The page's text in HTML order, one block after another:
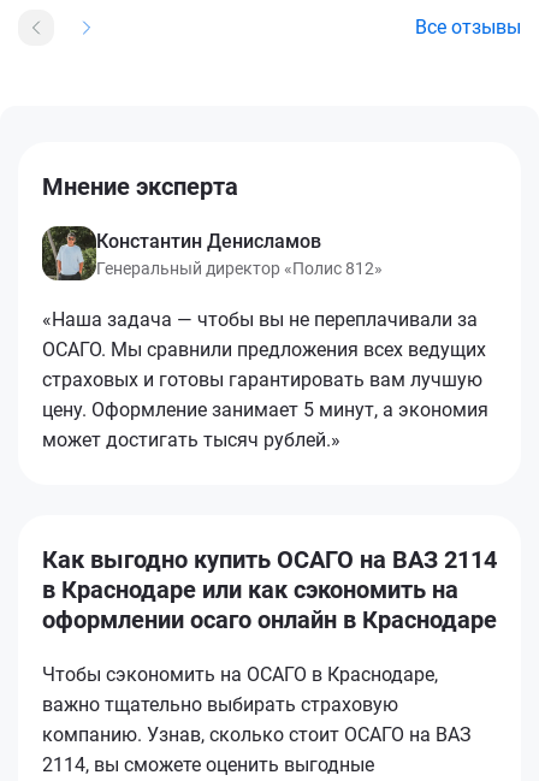
Все отзывы
Мнение эксперта
Константин Денисламов
Генеральный директор «Полис 812»
«Наша задача — чтобы вы не переплачивали за
ОСАГО. Мы сравнили предложения всех ведущих
страховых и готовы гарантировать вам лучшую
цену. Оформление занимает 5 минут, а экономия
может достигать тысяч рублей.»
Как выгодно купить ОСАГО на ВАЗ 2114
в Краснодаре или как сэкономить на
оформлении осаго онлайн в Краснодаре
Чтобы сэкономить на ОСАГО в Краснодаре,
важно тщательно выбирать страховую
компанию. Узнав, сколько стоит ОСАГО на ВАЗ
2114, вы сможете оценить выгодные